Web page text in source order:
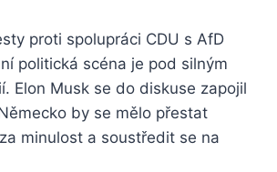
proti spolupráci CDU s AfD
politická scéna je pod silným
Elon Musk se do diskuse zapojil
by se mělo přestat
minulost a soustředit se na